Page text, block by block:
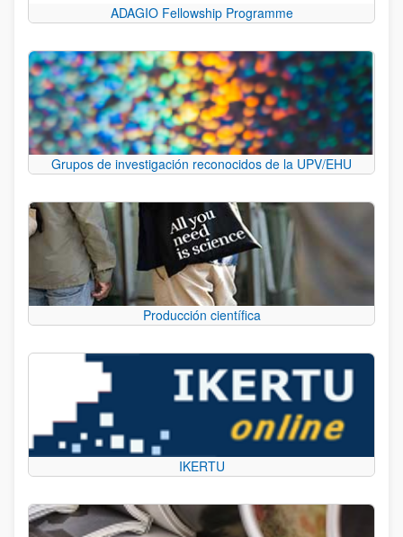
ADAGIO Fellowship Programme
Grupos de investigación reconocidos de la UPV/EHU
Producción científica
IKERTU